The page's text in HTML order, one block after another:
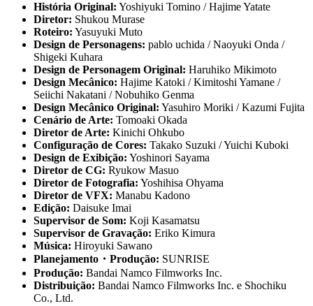
História Original: Yoshiyuki Tomino / Hajime Yatate
Diretor: Shukou Murase
Roteiro: Yasuyuki Muto
Design de Personagens: pablo uchida / Naoyuki Onda /
Shigeki Kuhara
Design de Personagem Original: Haruhiko Mikimoto
Design Mecânico: Hajime Katoki / Kimitoshi Yamane /
Seiichi Nakatani / Nobuhiko Genma
Design Mecânico Original: Yasuhiro Moriki / Kazumi Fujita
Cenário de Arte: Tomoaki Okada
Diretor de Arte: Kinichi Ohkubo
Configuração de Cores: Takako Suzuki / Yuichi Kuboki
Design de Exibição: Yoshinori Sayama
Diretor de CG: Ryukow Masuo
Diretor de Fotografia: Yoshihisa Ohyama
Diretor de VFX: Manabu Kadono
Edição: Daisuke Imai
Supervisor de Som: Koji Kasamatsu
Supervisor de Gravação: Eriko Kimura
Música: Hiroyuki Sawano
Planejamento・Produção: SUNRISE
Produção: Bandai Namco Filmworks Inc.
Distribuição: Bandai Namco Filmworks Inc. e Shochiku
Co., Ltd.